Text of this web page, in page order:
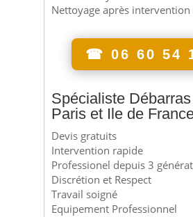
Nettoyage après intervention
☎ 06 60 54
Spécialiste Débarras
Paris et Ile de
Devis gratuits
Intervention rapide
Professionel depuis 3
Discrétion et Respect
Travail soigné
Equipement Professionnel